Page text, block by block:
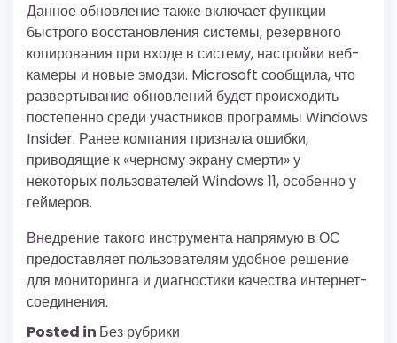
Данное обновление также включает функции
быстрого восстановления системы, резервного
копирования при входе в систему, настройки веб-
камеры и новые эмодзи. Microsoft сообщила, что
развертывание обновлений будет происходить
постепенно среди участников программы Windows
Insider. Ранее компания признала ошибки,
приводящие к «черному экрану смерти» у
некоторых пользователей Windows 11, особенно у
геймеров.
Внедрение такого инструмента напрямую в ОС
предоставляет пользователям удобное решение
для мониторинга и диагностики качества интернет-
соединения.
Posted in Без рубрики